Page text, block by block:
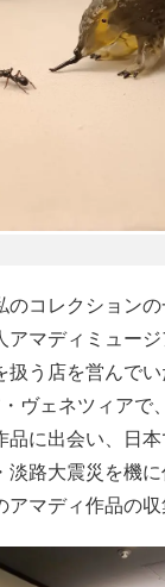
のコレクション
アマディミュー
扱う店を営んで
ヴェネツィアで
品に出会い、日
淡路大震災を機
アマディ作品の収